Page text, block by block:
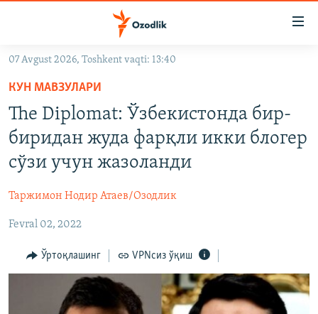
Асосий
навигацияга
ўтинг
Қидиришга
ўтинг
OZODVIDEO
OZODARXIV
На русском
ИЖТИМОИЙ ТАРМОҚЛАР
Озодлик бошқа тилларда
07 Avgust 2026, Toshkent vaqti: 13:40
КУН МАВЗУЛАРИ
The Diplomat: Ўзбекистонда бир-
биридан жуда фарқли икки блогер
сўзи учун жазоланди
Таржимон Нодир Атаев/Озодлик
Fevral 02, 2022
Ўртоқлашинг VPNсиз ўқиш